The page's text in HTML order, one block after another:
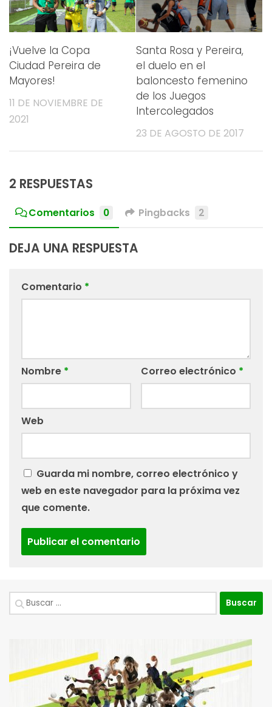
¡Vuelve la Copa
Ciudad Pereira de
Mayores!
11 DE NOVIEMBRE DE
2021
Santa Rosa y Pereira,
el duelo en el
baloncesto femenino
de los Juegos
Intercolegados
23 DE AGOSTO DE 2017
2 RESPUESTAS
Comentarios 0 Pingbacks 2
DEJA UNA RESPUESTA
Comentario *
Nombre * Correo electrónico *
Web
Guarda mi nombre, correo electrónico y
web en este navegador para la próxima vez
que comente.
Buscar: